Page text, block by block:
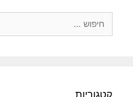
קטגוריות